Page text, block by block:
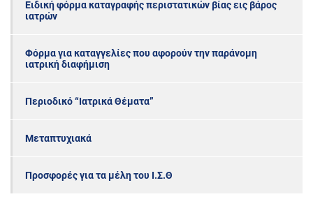
Ειδική φόρμα καταγραφής περιστατικών βίας εις βάρος
ιατρών
Φόρμα για καταγγελίες που αφορούν την παράνομη
ιατρική διαφήμιση
Περιοδικό “Ιατρικά Θέματα”
Μεταπτυχιακά
Προσφορές για τα μέλη του Ι.Σ.Θ